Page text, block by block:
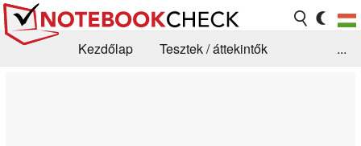
Kezdőlap
Tesztek / áttekintők
...